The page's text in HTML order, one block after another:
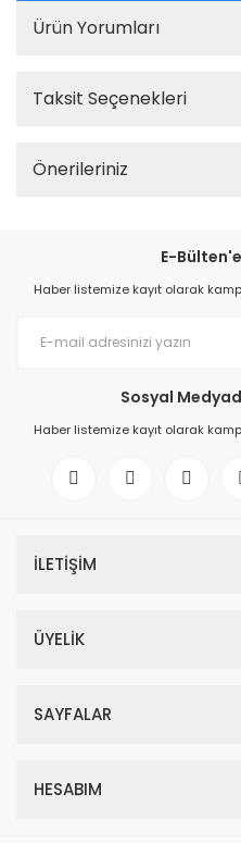
Ürün Yorumları
Taksit Seçenekleri
Önerileriniz
E-
Haber listemize kayıt olarak
Sosyal
Haber listemize kayıt olarak
İLETİŞİM
ÜYELİK
SAYFALAR
HESABIM